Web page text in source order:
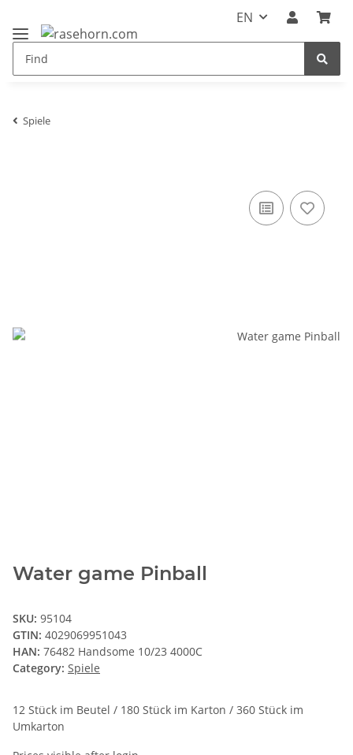
EN
Spiele
Water game Pinball
SKU: 95104
GTIN: 4029069951043
HAN: 76482 Handsome 10/23 4000C
Category: Spiele
12 Stück im Beutel / 180 Stück im Karton / 360 Stück im
Umkarton